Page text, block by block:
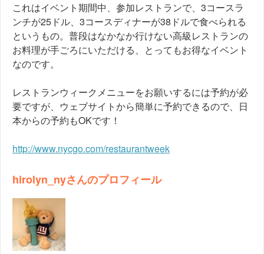
これはイベント期間中、参加レストランで、3コースラ
ンチが25ドル、3コースディナーが38ドルで食べられる
というもの。普段はなかなか行けない高級レストランの
お料理が手ごろにいただける、とってもお得なイベント
なのです。
レストランウィークメニューをお願いするには予約が必
要ですが、ウェブサイトから簡単に予約できるので、日
本からの予約もOKです！
http://www.nycgo.com/restaurantweek
hirolyn_nyさんのプロフィール